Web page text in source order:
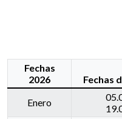
Fechas
2026
Fechas
Enero